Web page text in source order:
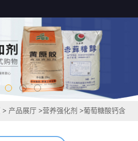
> 产品展厅 >营养强化剂 >葡萄糖酸钙含